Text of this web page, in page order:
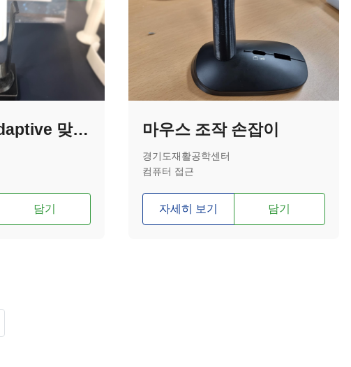
Microsoft Adaptive 맞춤형 조이스틱 손잡이(U자형)
담기
마우스 조작 손잡이
경기도재활공학센터
컴퓨터 접근
자세히 보기 담기